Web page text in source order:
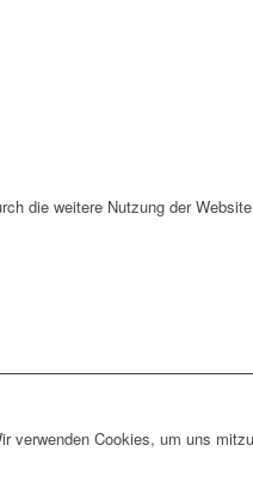
die weitere Nutzung der
verwenden Cookies, um uns